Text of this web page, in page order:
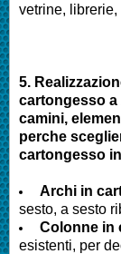
vetrine, librerie,
5.
cartongesso a
camini,
perche
cartongesso
Archi in
sesto, a sesto
Colonne in
esistenti, per